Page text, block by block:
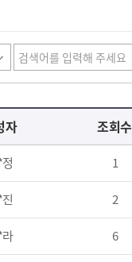
자 조회수
1
2
6